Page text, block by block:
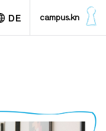
DE campus.kn